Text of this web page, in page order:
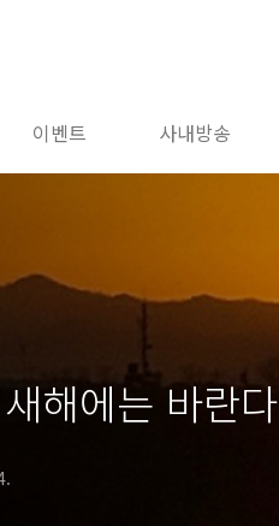
이벤트 사내방송
해에는 바란다